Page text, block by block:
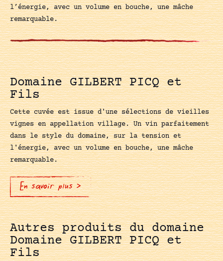
l’énergie, avec un volume en bouche, une mâche
remarquable.
Domaine GILBERT PICQ et
Fils
Cette cuvée est issue d'une sélections de vieilles
vignes en appellation village. Un vin parfaitement
dans le style du domaine, sur la tension et
l'énergie, avec un volume en bouche, une mâche
remarquable.
En savoir plus >
Autres produits du domaine
Domaine GILBERT PICQ et
Fils